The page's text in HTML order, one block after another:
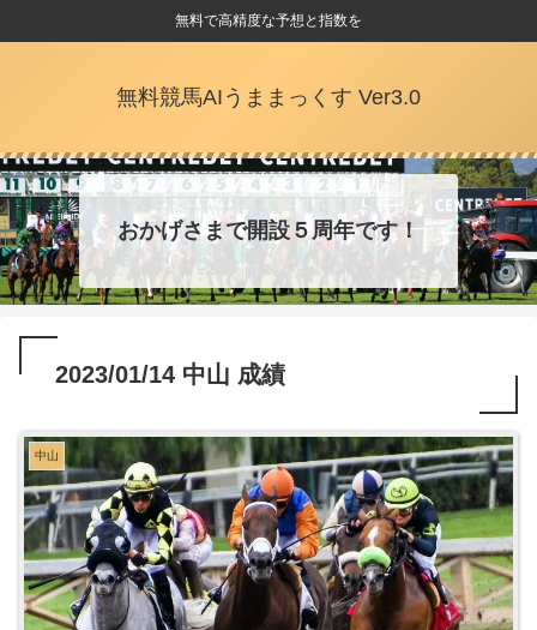
無料で高精度な予想と指数を
無料競馬AIうままっくす Ver3.0
おかげさまで開設５周年です！
2023/01/14 中山 成績
中山